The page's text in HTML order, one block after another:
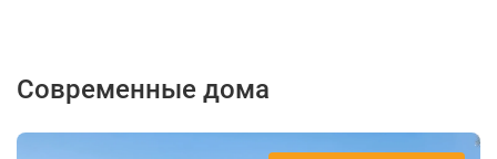
Современные дома